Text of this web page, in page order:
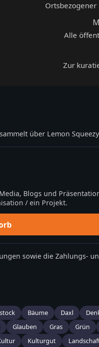
Alle
Zur
über Lemon
Blogs und
/ ein Projekt.
sowie die Zahlungs-
Bäume Daxl
Glauben Gras Grün
Kulturgut